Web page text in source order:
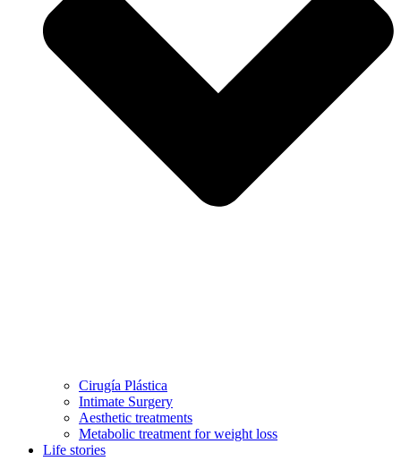
Cirugía Plástica
Intimate Surgery
Aesthetic treatments
Metabolic treatment for weight loss
Life stories